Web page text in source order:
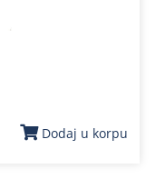
Dodaj u korpu